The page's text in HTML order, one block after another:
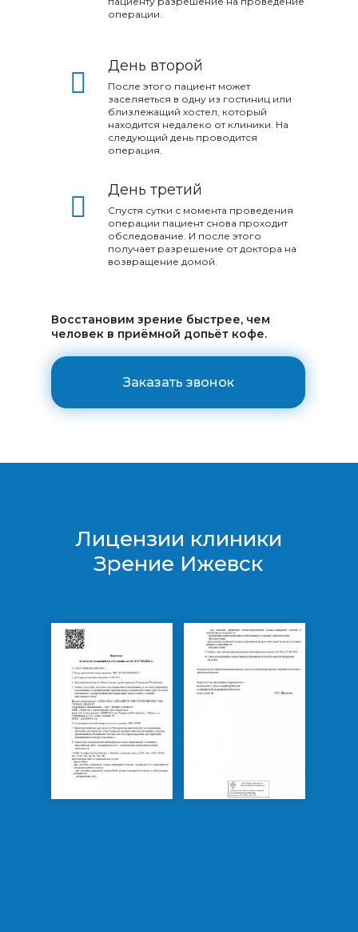
операции.​​​​​​​
День второй
После этого пациент может
заселяеться в одну из гостиниц или
близлежащий хостел, который
находится недалеко от клиники. На
следующий день проводится
операция.​​
День третий
Спустя сутки с момента проведения
операции пациент снова проходит
обследование. И после этого
получает разрешение от доктора на
возвращение домой.​​​​​​​
Заказать звонок
Восстановим зрение быстрее, чем
человек в приёмной допьёт кофе.
Лицензии клиники
Зрение Ижевск